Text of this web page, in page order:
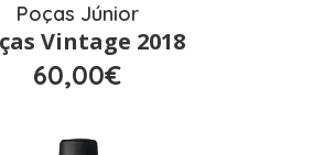
Poças Júnior
Vintage 2018
60,00€